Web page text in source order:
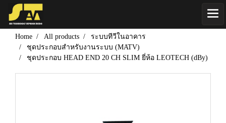
Home All products
ระบบทีวีในอาคาร
ชุดประกอบสำหรับงานระบบ (MATV)
ชุดประกอบ HEAD END 20 CH SLIM ยี่ห้อ LEOTECH (dBy)